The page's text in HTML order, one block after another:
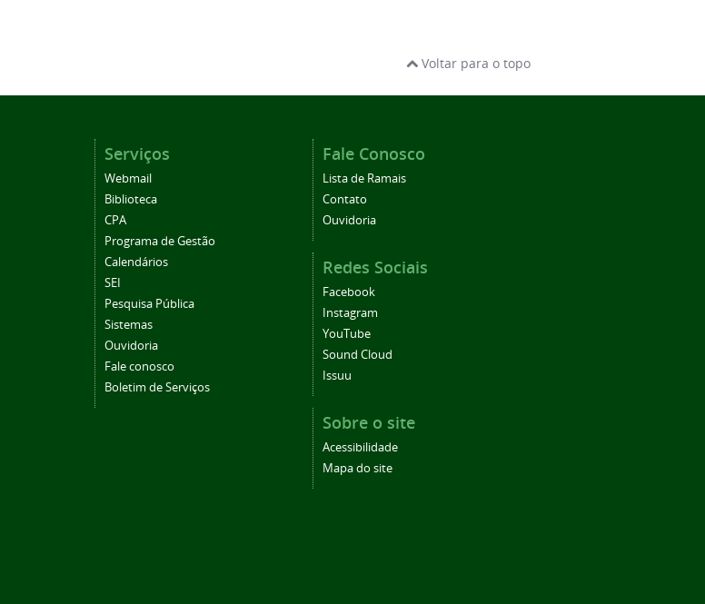
Voltar para o topo
Serviços
Webmail
Biblioteca
CPA
Programa de Gestão
Calendários
SEI
Pesquisa Pública
Sistemas
Ouvidoria
Fale conosco
Boletim de Serviços
Fale Conosco
Lista de Ramais
Contato
Ouvidoria
Redes Sociais
Facebook
Instagram
YouTube
Sound Cloud
Issuu
Sobre o site
Acessibilidade
Mapa do site